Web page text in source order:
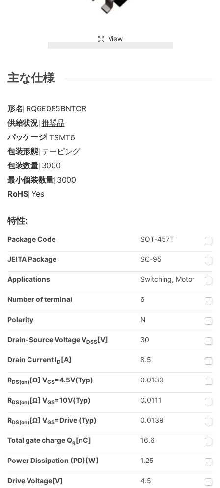
View
主な仕様
形名 RQ6E085BNTCR
供給状況| 推奨品
パッケージ|TSMT6
包装形態| テーピング
包装数量| 3000
最小個装数量 3000
RoHS| Yes
特性:
Package Code SOT-457T
JEITA Package SC-95
Applications Switching, Motor
Number of terminal 6
Polarity N
Drain-Source Voltage VDSS[V] 30
Drain Current ID[A] 8.5
RDS(on)[Ω] VGS=4.5V(Typ) 0.0139
RDS(on)[Ω] VGS=10V(Typ) 0.0111
RDS(on)[Ω] VGS=Drive (Typ) 0.0139
Total gate charge Qg[nC] 16.6
Power Dissipation (PD)[W] 1.25
Drive Voltage[V] 4.5